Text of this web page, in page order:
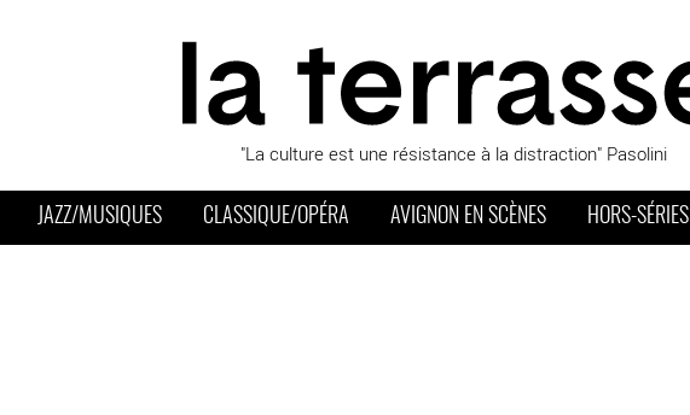
"La culture est une résistance à la distraction" Pasolini
JAZZ/MUSIQUES CLASSIQUE/OPÉRA AVIGNON EN SCÈNES HORS-SÉRIES